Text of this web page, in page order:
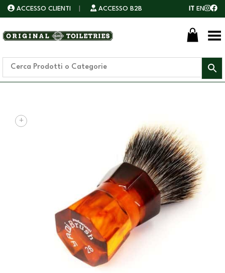
ACCESSO CLIENTI ACCESSO B2B IT EN
Toggle Menu
+